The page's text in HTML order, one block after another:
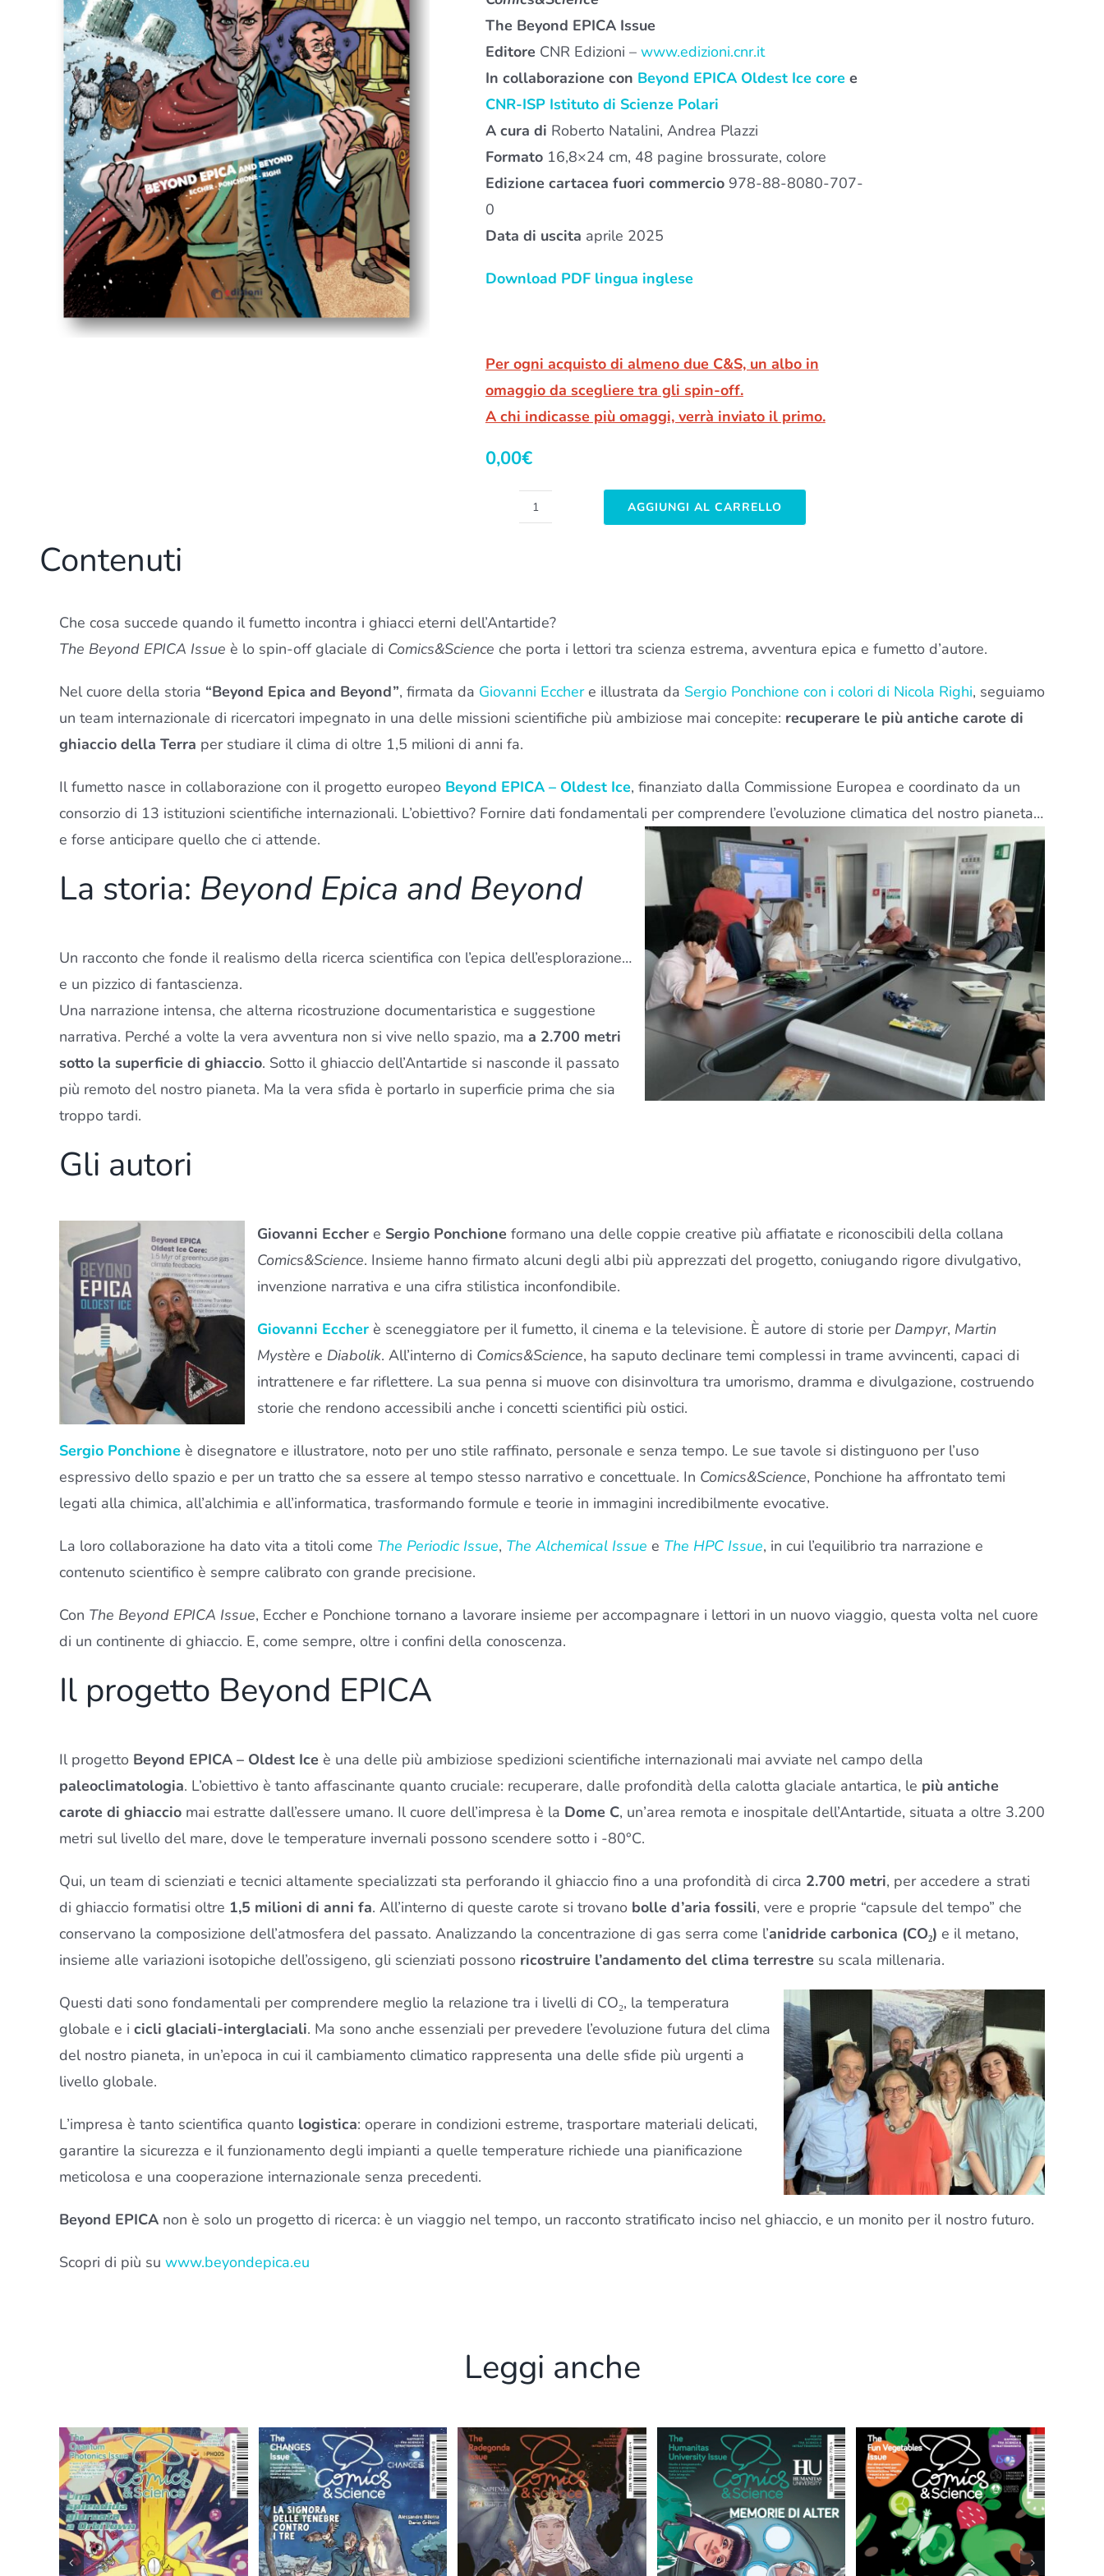
The Beyond EPICA Issue
Editore CNR Edizioni – www.edizioni.cnr.it
In collaborazione con Beyond EPICA Oldest Ice core e
CNR-ISP Istituto di Scienze Polari
A cura di Roberto Natalini, Andrea Plazzi
Formato16,8×24 cm, 48 pagine brossurate, colore
Edizione cartacea fuori commercio978-88-8080-707-
0
Data di uscita aprile 2025
Download PDF lingua inglese
Per ogni acquisto di almeno due C&S, un albo in
omaggio da scegliere tra gli spin-off.
A chi indicasse più omaggi, verrà inviato il primo.
0,00€
The
quantità
AGGIUNGI AL CARRELLO
Contenuti
Che cosa succede quando il fumetto incontra i ghiacci eterni dell’Antartide?
The Beyond EPICA Issue è lo spin-off glaciale di Comics&Science che porta i lettori tra scienza estrema, avventura epica e fumetto d’autore.
Nel cuore della storia “Beyond Epica and Beyond”, firmata da Giovanni Ecchere illustrata da Sergio Ponchione con i colori di Nicola Righi, seguiamo
un team internazionale di ricercatori impegnato in una delle missioni scientifiche più ambiziose mai concepite: recuperare le più antiche carote di
ghiaccio della Terra per studiare il clima di oltre 1,5 milioni di anni fa.
Il fumetto nasce in collaborazione con il progetto europeo Beyond EPICA – Oldest Ice, finanziato dalla Commissione Europea e coordinato da un
consorzio di 13 istituzioni scientifiche internazionali. L’obiettivo? Fornire dati fondamentali per comprendere l’evoluzione climatica del nostro pianeta…
e forse anticipare quello che ci attende.
La storia: Beyond Epica and Beyond
Un racconto che fonde il realismo della ricerca scientifica con l’epica dell’esplorazione…
e un pizzico di fantascienza.
Una narrazione intensa, che alterna ricostruzione documentaristica e suggestione
narrativa. Perché a volte la vera avventura non si vive nello spazio, ma a 2.700 metri
sotto la superficie di ghiaccio. Sotto il ghiaccio dell’Antartide si nasconde il passato
più remoto del nostro pianeta. Ma la vera sfida è portarlo in superficie prima che sia
troppo tardi.
Gli autori
Giovanni Ecchere Sergio Ponchione formano una delle coppie creative più affiatate e riconoscibili della collana
Comics&Science. Insieme hanno firmato alcuni degli albi più apprezzati del progetto, coniugando rigore divulgativo,
invenzione narrativa e una cifra stilistica inconfondibile.
Giovanni Eccherè sceneggiatore per il fumetto, il cinema e la televisione. È autore di storie per Dampyr, Martin
Mystère e Diabolik. All’interno di Comics&Science, ha saputo declinare temi complessi in trame avvincenti, capaci di
intrattenere e far riflettere. La sua penna si muove con disinvoltura tra umorismo, dramma e divulgazione, costruendo
storie che rendono accessibili anche i concetti scientifici più ostici.
Sergio Ponchione è disegnatore e illustratore, noto per uno stile raffinato, personale e senza tempo. Le sue tavole si distinguono per l’uso
espressivo dello spazio e per un tratto che sa essere al tempo stesso narrativo e concettuale. In Comics&Science, Ponchione ha affrontato temi
legati alla chimica, all’alchimia e all’informatica, trasformando formule e teorie in immagini incredibilmente evocative.
La loro collaborazione ha dato vita a titoli come The Periodic Issue, The Alchemical Issue e The HPC Issue, in cui l’equilibrio tra narrazione e
contenuto scientifico è sempre calibrato con grande precisione.
Con The Beyond EPICA Issue, Eccher e Ponchione tornano a lavorare insieme per accompagnare i lettori in un nuovo viaggio, questa volta nel cuore
di un continente di ghiaccio. E, come sempre, oltre i confini della conoscenza.
Il progetto Beyond EPICA
Il progetto Beyond EPICA – Oldest Ice è una delle più ambiziose spedizioni scientifiche internazionali mai avviate nel campo della
paleoclimatologia. L’obiettivo è tanto affascinante quanto cruciale: recuperare, dalle profondità della calotta glaciale antartica, le più antiche
carote di ghiacciomai estratte dall’essere umano. Il cuore dell’impresa è la Dome C, un’area remota e inospitale dell’Antartide, situata a oltre 3.200
metri sul livello del mare, dove le temperature invernali possono scendere sotto i -80°C.
Qui, un team di scienziati e tecnici altamente specializzati sta perforando il ghiaccio fino a una profondità di circa 2.700 metri, per accedere a strati
di ghiaccio formatisi oltre 1,5 milioni di anni fa. All’interno di queste carote si trovano bolle d’aria fossili, vere e proprie “capsule del tempo” che
conservano la composizione dell’atmosfera del passato. Analizzando la concentrazione di gas serra come l’anidride carbonica (CO₂) e il metano,
insieme alle variazioni isotopiche dell’ossigeno, gli scienziati possono ricostruire l’andamento del clima terrestre su scala millenaria.
Questi dati sono fondamentali per comprendere meglio la relazione tra i livelli di CO₂, la temperatura
globale e i cicli glaciali-interglaciali. Ma sono anche essenziali per prevedere l’evoluzione futura del clima
del nostro pianeta, in un’epoca in cui il cambiamento climatico rappresenta una delle sfide più urgenti a
livello globale.
L’impresa è tanto scientifica quanto logistica: operare in condizioni estreme, trasportare materiali delicati,
garantire la sicurezza e il funzionamento degli impianti a quelle temperature richiede una pianificazione
meticolosa e una cooperazione internazionale senza precedenti.
Beyond EPICAnon è solo un progetto di ricerca: è un viaggio nel tempo, un racconto stratificato inciso nel ghiaccio, e un monito per il nostro futuro.
Scopri di più su www.beyondepica.eu
Leggi anche
The
CHANGES
The
Radegonda
The
Humanitas
University
The
FunVegeTables